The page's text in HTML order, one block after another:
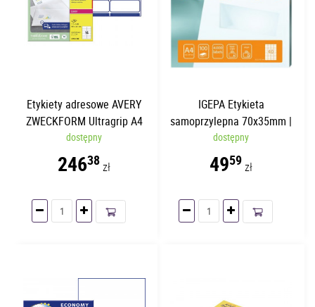
Etykiety adresowe AVERY
ZWECKFORM Ultragrip A4
99.1 x 38.1mm | 100
arkuszy
dostępny
24638zł
IGEPA Etykieta
samoprzylepna 70x35mm |
100 arkuszy | 24
etykiety/str.
dostępny
4959zł